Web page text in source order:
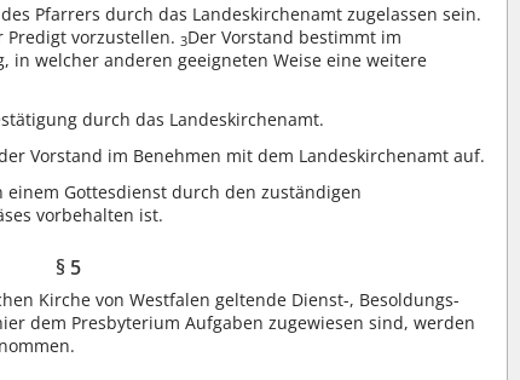
Pfarrers durch das Landeskirchenamt zugelassen sein.
Predigt vorzustellen.3Der Vorstand bestimmt im
in welcher anderen geeigneten Weise eine weitere
durch das Landeskirchenamt.
Vorstand im Benehmen mit dem Landeskirchenamt auf.
Gottesdienst durch den zuständigen
vorbehalten ist.
§ 5
Kirche von Westfalen geltende Dienst-, Besoldungs-
dem Presbyterium Aufgaben zugewiesen sind, werden